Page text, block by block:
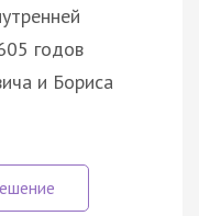
годов
и Бориса